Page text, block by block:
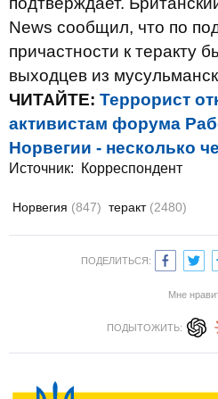
News сообщил, что по
причастности к теракту
выходцев из
ЧИТАЙТЕ: Террорист
активистам форума
Норвегии - несколько
Источник: Корреспондент
Норвегия (847) теракт (2480)
ПОДЕЛИТЬСЯ:
Мне
ПОДЫТОЖИТЬ: